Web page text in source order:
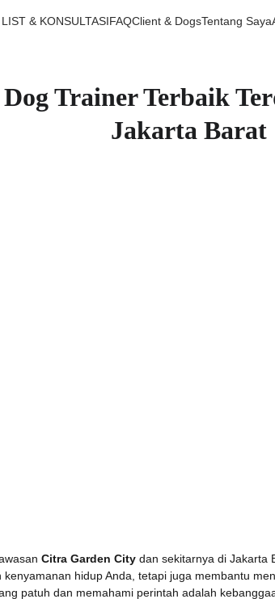
& KONSULTASIFAQClient & DogsTentang Saya
Trainer Terbaik
Jakarta Barat
Citra Garden City dan sekitarnya di Jakarta
hidup Anda, tetapi juga membantu
patuh dan memahami perintah adalah